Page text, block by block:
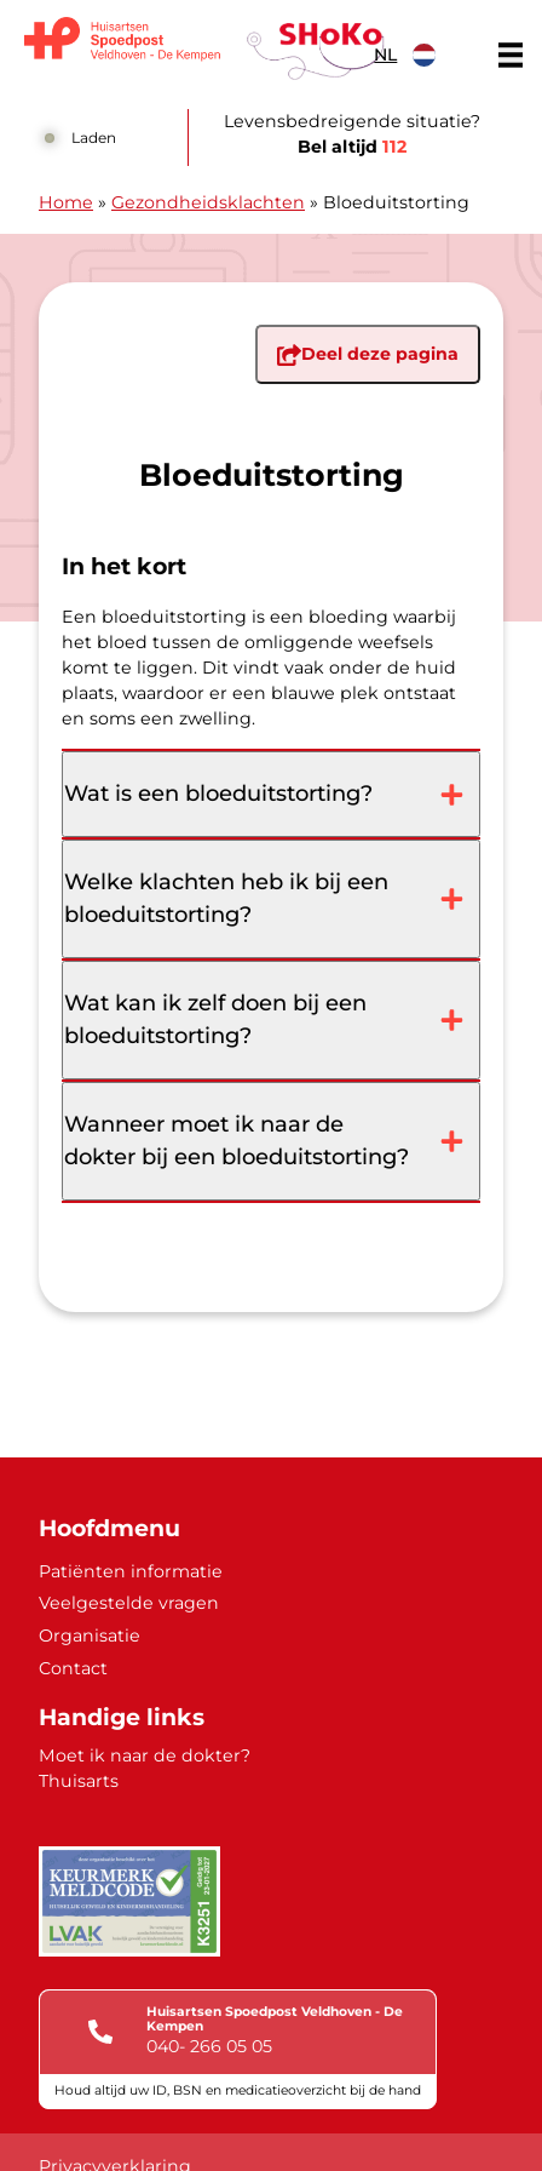
NL
Laden
Levensbedreigende situatie?
Bel altijd112
Home » Gezondheidsklachten » Bloeduitstorting
Deel deze pagina
Bloeduitstorting
In het kort
Een bloeduitstorting is een bloeding waarbij
het bloed tussen de omliggende weefsels
komt te liggen. Dit vindt vaak onder de huid
plaats, waardoor er een blauwe plek ontstaat
en soms een zwelling.
Wat is een bloeduitstorting?
Welke klachten heb ik bij een
bloeduitstorting?
Wat kan ik zelf doen bij een
bloeduitstorting?
Wanneer moet ik naar de
dokter bij een bloeduitstorting?
Hoofdmenu
Patiënten informatie
Veelgestelde vragen
Organisatie
Contact
Handige links
Moet ik naar de dokter?
Thuisarts
Huisartsen Spoedpost Veldhoven - De
Kempen
040- 266 05 05
Houd altijd uw ID, BSN en medicatieoverzicht bij de hand